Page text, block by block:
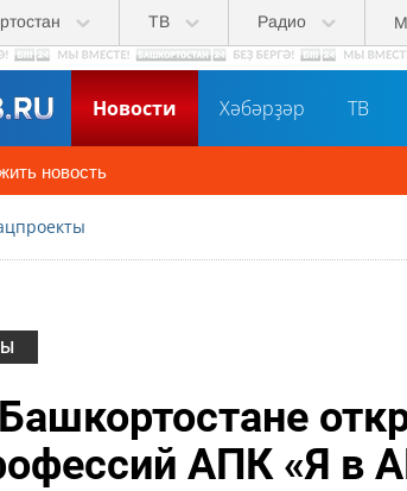
ТВ Радио
Новости Хәбәрҙәр ТВ
новость
АПК «Я в